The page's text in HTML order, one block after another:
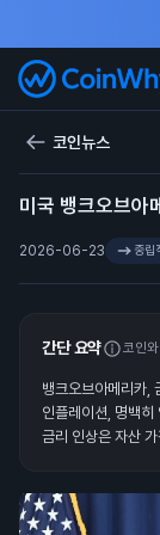
코인뉴스
미국 뱅크오브아
2026-06-23 중립
간단 요약 코인
뱅크오브아메리카,
인플레이션, 명백히
금리 인상은 자산